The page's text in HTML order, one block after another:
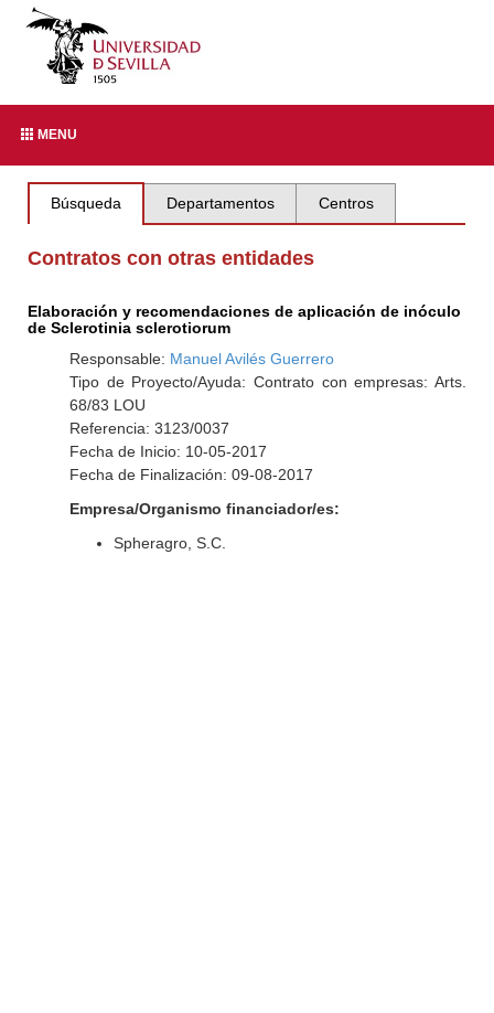
MENU
Búsqueda Departamentos Centros
Contratos con otras entidades
Elaboración y recomendaciones de aplicación de inóculo
de Sclerotinia sclerotiorum
Responsable: Manuel Avilés Guerrero
Tipo de Proyecto/Ayuda: Contrato con empresas: Arts.
68/83 LOU
Referencia: 3123/0037
Fecha de Inicio: 10-05-2017
Fecha de Finalización: 09-08-2017
Empresa/Organismo financiador/es:
Spheragro, S.C.